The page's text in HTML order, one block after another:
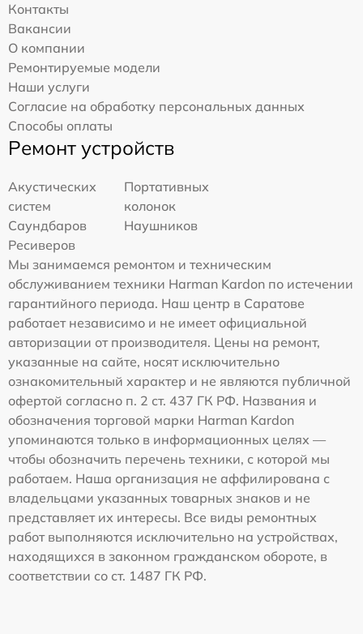
Контакты
Вакансии
О компании
Ремонтируемые модели
Наши услуги
Согласие на обработку персональных данных
Способы оплаты
Ремонт устройств
Акустических
систем
Портативных
колонок
Саундбаров
Наушников
Ресиверов
Мы занимаемся ремонтом и техническим
обслуживанием техники Harman Kardon по истечении
гарантийного периода. Наш центр в Саратове
работает независимо и не имеет официальной
авторизации от производителя. Цены на ремонт,
указанные на сайте, носят исключительно
ознакомительный характер и не являются публичной
офертой согласно п. 2 ст. 437 ГК РФ. Названия и
обозначения торговой марки Harman Kardon
упоминаются только в информационных целях —
чтобы обозначить перечень техники, с которой мы
работаем. Наша организация не аффилирована с
владельцами указанных товарных знаков и не
представляет их интересы. Все виды ремонтных
работ выполняются исключительно на устройствах,
находящихся в законном гражданском обороте, в
соответствии со ст. 1487 ГК РФ.